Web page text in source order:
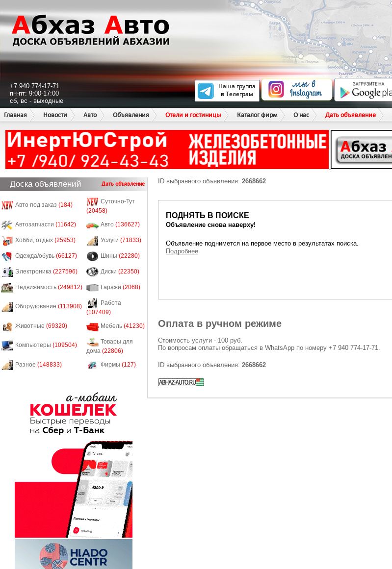
+7 940 774-17-71
пн-пт: 9:00-17:00
сб, вс - выходные
Главная
Новости Авто Объявления Отели и гостиницы Каталог фирм О нас Дать объявление
Доска объявлений Дать объявление
Авто под заказ (184)
Суточно-Тут
(20458)
Автозапчасти (11642) Авто (136627)
Хобби, отдых (25953) Услуги (71833)
Одежда/обувь (66127) Шины (22280)
Электроника (227596) Диски (22350)
Недвижимость (249812) Гаражи (2068)
Оборудование (113908)
Работа
(107409)
Животные (69320) Мебель (41230)
Компьютеры (109504)
Товары для
дома (22806)
Разное (148833) Фирмы (127)
ID выбранного объявления: 2668662
ПОДНЯТЬ В ПОИСКЕ
Объявление снова наверху!
Объявление поднимется на первое место в результатах поиска.
Подробнее
Оплата в ручном режиме
Стоимость услуги - 100 руб.
По вопросам оплаты обращаться в WhatsApp по номеру +7 940 774-17-71.
ID выбранного объявления: 2668662